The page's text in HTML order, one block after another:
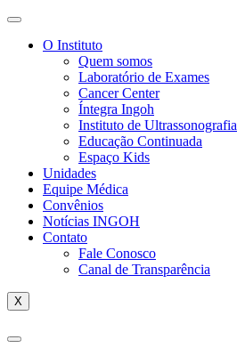
O Instituto
Quem somos
Laboratório de Exames
Cancer Center
Íntegra Ingoh
Instituto de Ultrassonografia
Educação Continuada
Espaço Kids
Unidades
Equipe Médica
Convênios
Notícias INGOH
Contato
Fale Conosco
Canal de Transparência
X